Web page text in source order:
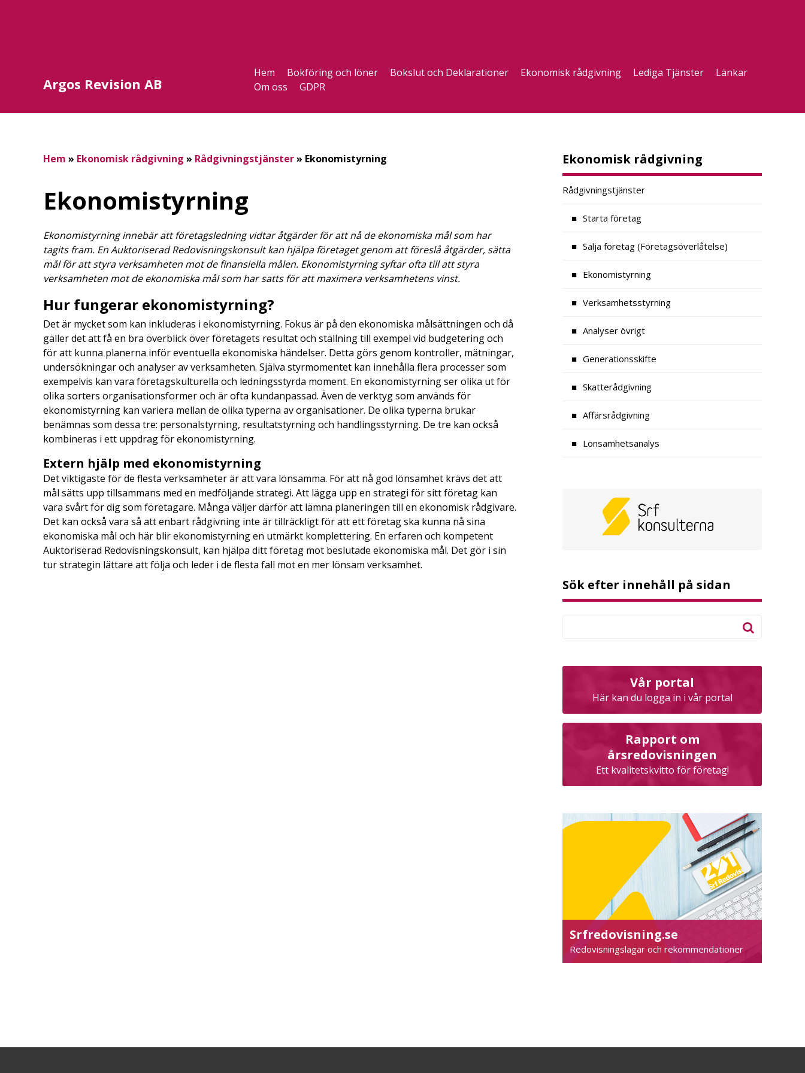
Argos Revision AB
Hem Bokföring och löner Bokslut och Deklarationer Ekonomisk rådgivning Lediga Tjänster
Länkar
Om oss
GDPR
Hem » Ekonomisk rådgivning » Rådgivningstjänster» Ekonomistyrning
Ekonomistyrning
Ekonomistyrning innebär att företagsledning vidtar åtgärder för att nå de ekonomiska mål som har
tagits fram. En Auktoriserad Redovisningskonsult kan hjälpa företaget genom att föreslå åtgärder, sätta
mål för att styra verksamheten mot de finansiella målen. Ekonomistyrning syftar ofta till att styra
verksamheten mot de ekonomiska mål som har satts för att maximera verksamhetens vinst.
Hur fungerar ekonomistyrning?
Det är mycket som kan inkluderas i ekonomistyrning. Fokus är på den ekonomiska målsättningen och då
gäller det att få en bra överblick över företagets resultat och ställning till exempel vid budgetering och
för att kunna planerna inför eventuella ekonomiska händelser. Detta görs genom kontroller, mätningar,
undersökningar och analyser av verksamheten. Själva styrmomentet kan innehålla flera processer som
exempelvis kan vara företagskulturella och ledningsstyrda moment. En ekonomistyrning ser olika ut för
olika sorters organisationsformer och är ofta kundanpassad. Även de verktyg som används för
ekonomistyrning kan variera mellan de olika typerna av organisationer. De olika typerna brukar
benämnas som dessa tre: personalstyrning, resultatstyrning och handlingsstyrning. De tre kan också
kombineras i ett uppdrag för ekonomistyrning.
Extern hjälp med ekonomistyrning
Det viktigaste för de flesta verksamheter är att vara lönsamma. För att nå god lönsamhet krävs det att
mål sätts upp tillsammans med en medföljande strategi. Att lägga upp en strategi för sitt företag kan
vara svårt för dig som företagare. Många väljer därför att lämna planeringen till en ekonomisk rådgivare.
Det kan också vara så att enbart rådgivning inte är tillräckligt för att ett företag ska kunna nå sina
ekonomiska mål och här blir ekonomistyrning en utmärkt komplettering. En erfaren och kompetent
Auktoriserad Redovisningskonsult, kan hjälpa ditt företag mot beslutade ekonomiska mål. Det gör i sin
tur strategin lättare att följa och leder i de flesta fall mot en mer lönsam verksamhet.
Ekonomisk rådgivning
Rådgivningstjänster
Starta företag
Sälja företag (Företagsöverlåtelse)
Ekonomistyrning
Verksamhetsstyrning
Analyser övrigt
Generationsskifte
Skatterådgivning
Affärsrådgivning
Lönsamhetsanalys
Sök efter innehåll på sidan
Vår portal
Här kan du logga in i vår portal
Rapport om
årsredovisningen
Ett kvalitetskvitto för företag!
Srfredovisning.se
Redovisningslagar och rekommendationer